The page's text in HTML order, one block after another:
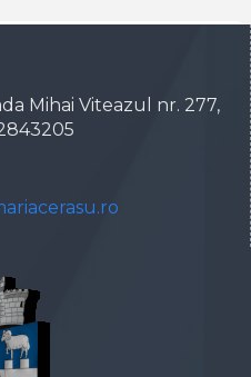
Mihai Viteazul nr. 277,